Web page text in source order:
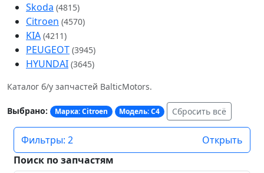
Skoda (4815)
Citroen (4570)
KIA (4211)
PEUGEOT (3945)
HYUNDAI (3645)
Каталог б/у запчастей BalticMotors.
Выбрано: Марка: Citroen Модель: C4 Сбросить всё
Фильтры: 2
Открыть
Поиск по запчастям